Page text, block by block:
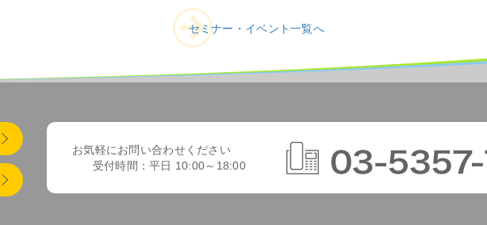
セミナー・イベント一覧へ
お気軽にお問い合わせください
受付時間：平日 10:00～18:00